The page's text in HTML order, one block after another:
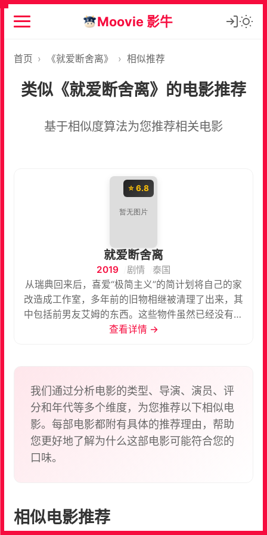
Moovie 影牛
首页 › 《就爱断舍离》 › 相似推荐
类似《就爱断舍离》的电影推荐
基于相似度算法为您推荐相关电影
⭐ 6.8
就爱断舍离
2019 剧情
泰国
从瑞典回来后，喜爱“极简主义”的简计划将自己的家
改造成工作室，多年前的旧物相继被清理了出来，其
中包括前男友艾姆的东西。这些物件虽然已经没有用
处，却承载着往事回忆与情意，简无法如自己预期的
父亲的钢琴。伴随着旧物的处理，她也告别了自己的
过去，面对重新布置的新环境，准备好了新的开始。
该片曾获2020年第15届大阪亚洲电影节最佳影片
奖。
查看详情 →
我们通过分析电影的类型、导演、演员、评
分和年代等多个维度，为您推荐以下相似电
影。每部电影都附有具体的推荐理由，帮助
您更好地了解为什么这部电影可能符合您的
口味。
相似电影推荐